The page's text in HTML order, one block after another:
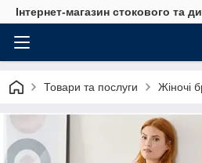
Інтернет-магазин стокового та
Товари та послуги Жіночі